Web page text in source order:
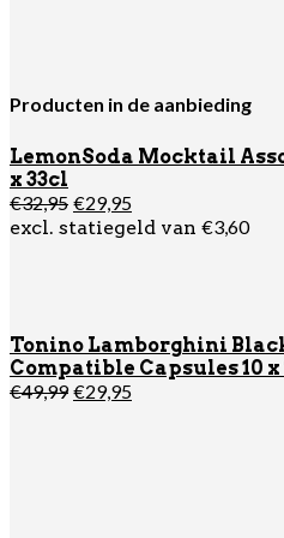
Producten in de aanbieding
LemonSoda Mocktail
x 33cl
€32,95 Oorspronkelijke
prijs
€29,95Huidige
prijs
excl. statiegeld van €3,60
Tonino Lamborghini
Compatible Capsules 10 x
€49,99 Oorspronkelijke
€29,95Huidige